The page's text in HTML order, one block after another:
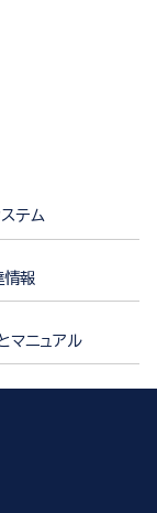
テム
情報
マニュアル